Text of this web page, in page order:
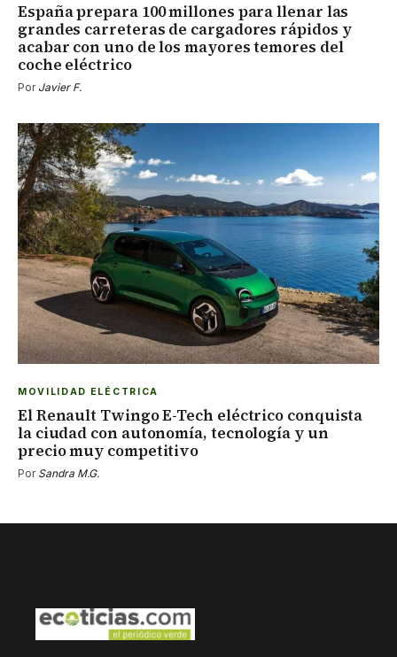
España prepara 100 millones para llenar las
grandes carreteras de cargadores rápidos y
acabar con uno de los mayores temores del
coche eléctrico
Por Javier F.
MOVILIDAD ELÉCTRICA
El Renault Twingo E-Tech eléctrico conquista
la ciudad con autonomía, tecnología y un
precio muy competitivo
Por Sandra M.G.